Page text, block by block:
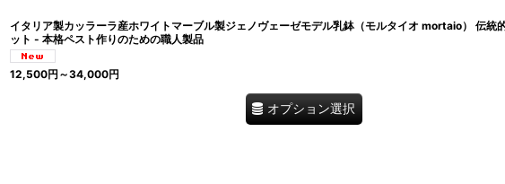
イタリア製カッラーラ産ホワイトマーブル製ジェノヴェーゼモデル乳鉢（モルタイオ mortaio） 伝統
ット - 本格ペスト作りのための職人製品
12,500円 ～34,000円
オプション選択